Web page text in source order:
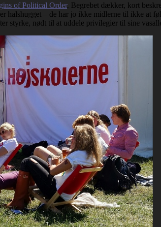
of Political Order. Begrebet dækker, kort
halshugget – de har jo ikke midlerne til ikke at
styrke, nødt til at uddele privilegier til sine